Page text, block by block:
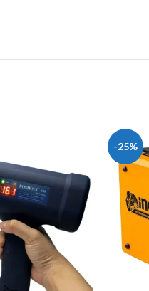
-25%